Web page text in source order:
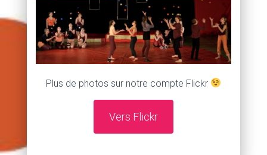
Plus de photos sur notre compte Flickr
Vers Flickr